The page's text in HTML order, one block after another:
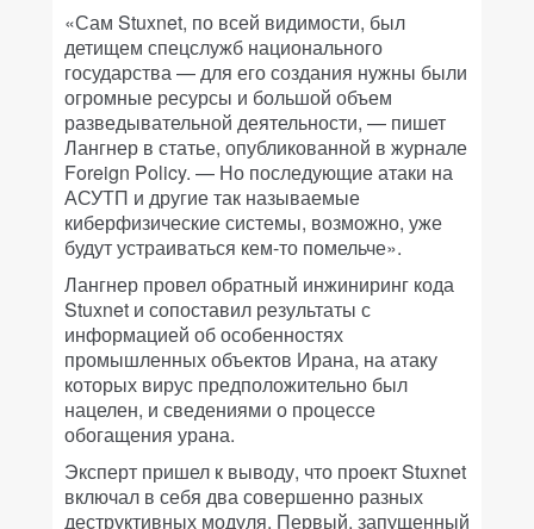
«Сам Stuxnet, по всей видимости, был
детищем спецслужб национального
государства — для его создания нужны были
огромные ресурсы и большой объем
разведывательной деятельности, — пишет
Лангнер в статье, опубликованной в журнале
Foreign Policy. — Но последующие атаки на
АСУТП и другие так называемые
киберфизические системы, возможно, уже
будут устраиваться кем-то помельче».
Лангнер провел обратный инжиниринг кода
Stuxnet и сопоставил результаты с
информацией об особенностях
промышленных объектов Ирана, на атаку
которых вирус предположительно был
нацелен, и сведениями о процессе
обогащения урана.
Эксперт пришел к выводу, что проект Stuxnet
включал в себя два совершенно разных
деструктивных модуля. Первый, запущенный